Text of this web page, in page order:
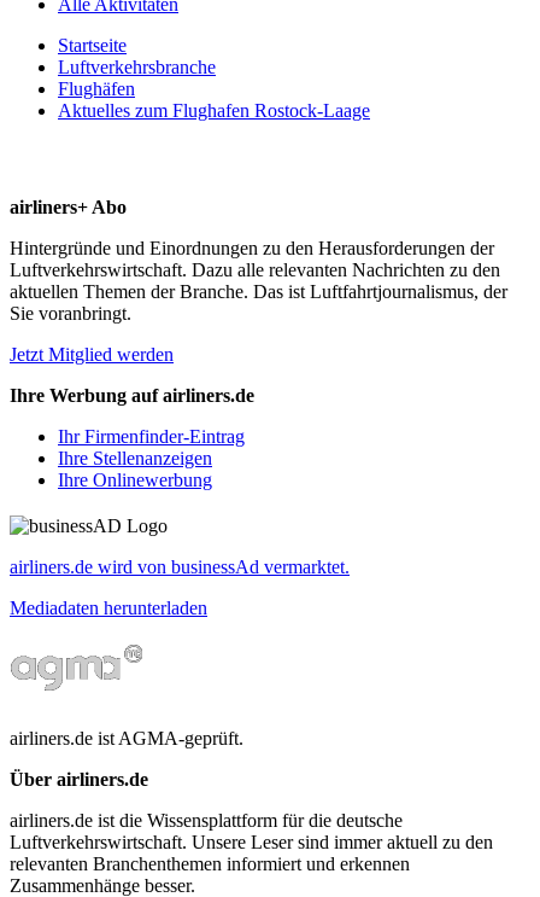
Startseite
Luftverkehrsbranche
Flughäfen
Aktuelles zum Flughafen Rostock-Laage
airliners+ Abo
Hintergründe und Einordnungen zu den Herausforderungen der
Luftverkehrswirtschaft. Dazu alle relevanten Nachrichten zu den
aktuellen Themen der Branche. Das ist Luftfahrtjournalismus, der
Sie voranbringt.
Jetzt Mitglied werden
Ihre Werbung auf airliners.de
Ihr Firmenfinder-Eintrag
Ihre Stellenanzeigen
Ihre Onlinewerbung
airliners.de wird von businessAd vermarktet.
Mediadaten herunterladen
airliners.de ist AGMA-geprüft.
Über airliners.de
airliners.de ist die Wissensplattform für die deutsche
Luftverkehrswirtschaft. Unsere Leser sind immer aktuell zu den
relevanten Branchenthemen informiert und erkennen
Zusammenhänge besser.